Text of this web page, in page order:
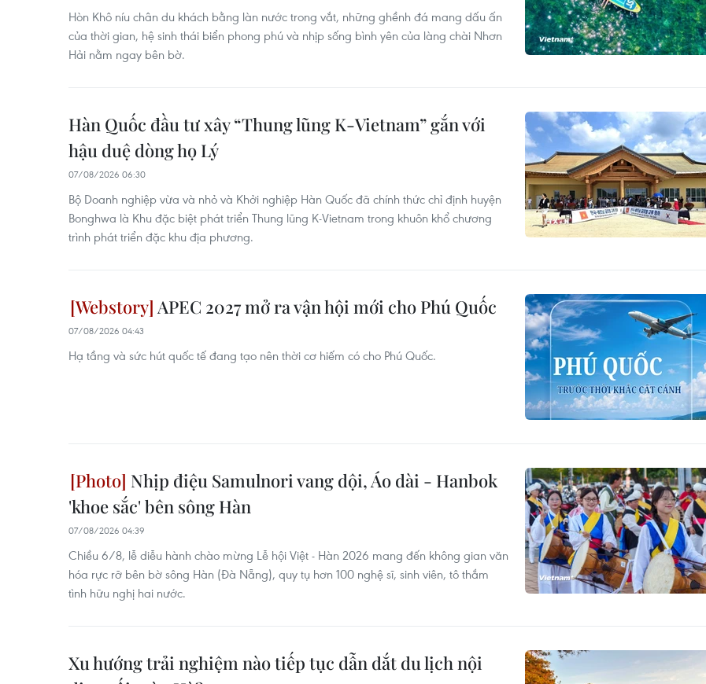
Hòn Khô níu chân du khách bằng làn nước trong vắt, những ghềnh đá mang dấu ấn
của thời gian, hệ sinh thái biển phong phú và nhịp sống bình yên của làng chài Nhơn
Hải nằm ngay bên bờ.
Hàn Quốc đầu tư xây “Thung lũng K-Vietnam” gắn với
hậu duệ dòng họ Lý
07/08/2026 06:30
Bộ Doanh nghiệp vừa và nhỏ và Khởi nghiệp Hàn Quốc đã chính thức chỉ định huyện
Bonghwa là Khu đặc biệt phát triển Thung lũng K-Vietnam trong khuôn khổ chương
trình phát triển đặc khu địa phương.
APEC 2027 mở ra vận hội mới cho Phú Quốc
07/08/2026 04:43
Hạ tầng và sức hút quốc tế đang tạo nên thời cơ hiếm có cho Phú Quốc.
Nhịp điệu Samulnori vang dội, Áo dài - Hanbok
'khoe sắc' bên sông Hàn
07/08/2026 04:39
Chiều 6/8, lễ diễu hành chào mừng Lễ hội Việt - Hàn 2026 mang đến không gian văn
hóa rực rỡ bên bờ sông Hàn (Đà Nẵng), quy tụ hơn 100 nghệ sĩ, sinh viên, tô thắm
tình hữu nghị hai nước.
Xu hướng trải nghiệm nào tiếp tục dẫn dắt du lịch nội